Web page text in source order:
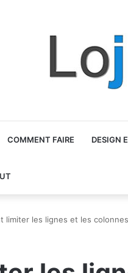
COMMENT FAIRE DESIGN
limiter les lignes et les